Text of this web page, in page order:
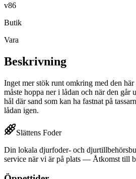
v86
Butik
Vara
Beskrivning
Inget mer stök runt omkring med den här
måste hoppa ner i lådan och när den går
hål där sand som kan ha fastnat på
lådan igen.
Slättens Foder
Din lokala djurfoder- och
service när vi är på plats — Åtkomst till